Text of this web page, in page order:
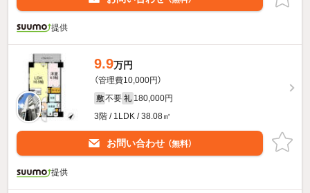
提供
9.9万円
（管理費10,000円）
敷 不要 礼 180,000円
3階 / 1LDK / 38.08㎡
お問い合わせ （無料）
提供